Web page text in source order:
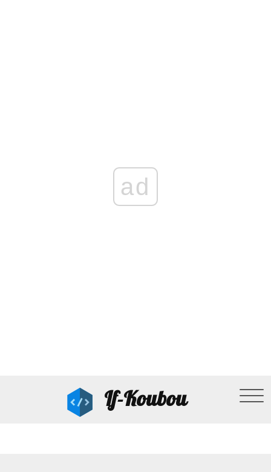
ad
If-Koubou